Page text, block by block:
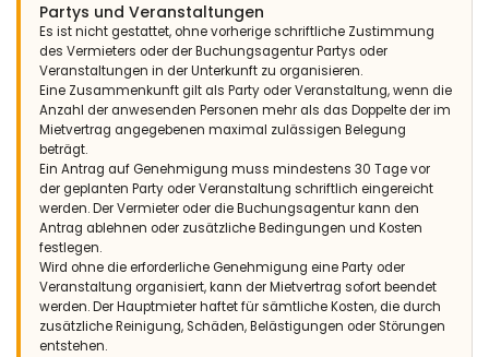
Partys und Veranstaltungen
Es ist nicht gestattet, ohne vorherige schriftliche Zustimmung
des Vermieters oder der Buchungsagentur Partys oder
Veranstaltungen in der Unterkunft zu organisieren.
Eine Zusammenkunft gilt als Party oder Veranstaltung, wenn die
Anzahl der anwesenden Personen mehr als das Doppelte der im
Mietvertrag angegebenen maximal zulässigen Belegung
beträgt.
Ein Antrag auf Genehmigung muss mindestens 30 Tage vor
der geplanten Party oder Veranstaltung schriftlich eingereicht
werden. Der Vermieter oder die Buchungsagentur kann den
Antrag ablehnen oder zusätzliche Bedingungen und Kosten
festlegen.
Wird ohne die erforderliche Genehmigung eine Party oder
Veranstaltung organisiert, kann der Mietvertrag sofort beendet
werden. Der Hauptmieter haftet für sämtliche Kosten, die durch
zusätzliche Reinigung, Schäden, Belästigungen oder Störungen
entstehen.